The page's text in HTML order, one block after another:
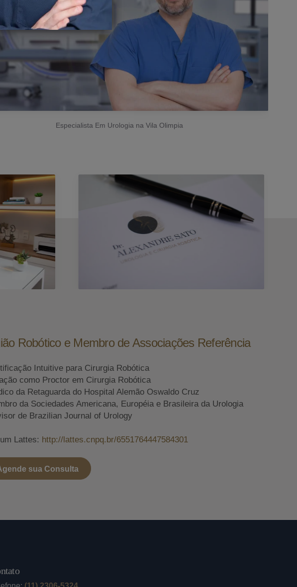
Especialista Em Urologia na Vila Olimpia
Robótico e Membro de Associações Referência
Intuitive para Cirurgia Robótica
como Proctor em Cirurgia Robótica
da Retaguarda do Hospital Alemão Oswaldo Cruz
da Sociedades Americana, Européia e Brasileira da Urologia
de Brazilian Journal of Urology
Lattes: http://lattes.cnpq.br/6551764447584301
sua Consulta